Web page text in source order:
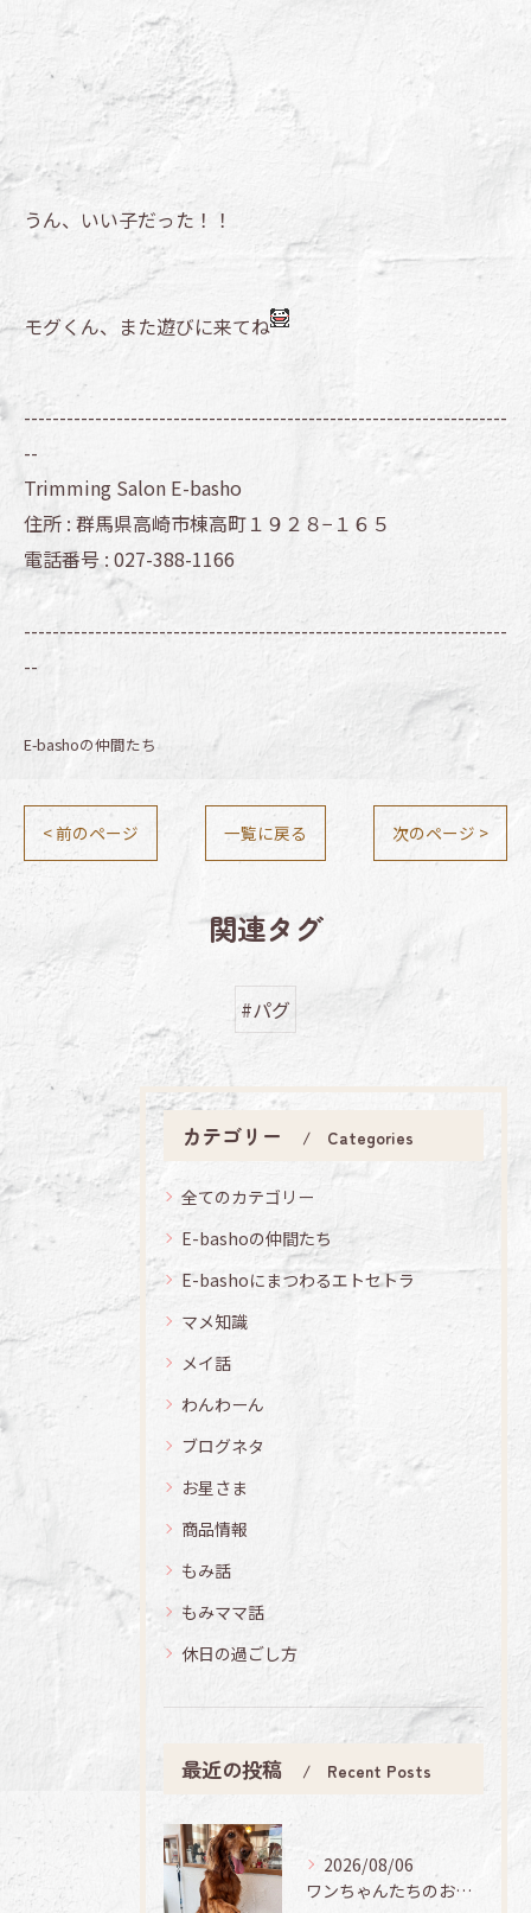
うん、いい子だった！！
モグくん、また遊びに来てね
--------------------------------------------------------------------
--
Trimming Salon E-basho
住所 : 群馬県高崎市棟高町１９２８−１６５
電話番号 : 027-388-1166
--------------------------------------------------------------------
--
E-bashoの仲間たち
< 前のページ 一覧に戻る 次のページ >
関連タグ
#パグ
カテゴリー Categories
全てのカテゴリー
E-bashoの仲間たち
E-bashoにまつわるエトセトラ
マメ知識
メイ話
わんわーん
ブログネタ
お星さま
商品情報
もみ話
もみママ話
休日の過ごし方
最近の投稿 Recent Posts
2026/08/06
ワンちゃんたちのお手入れ日記🐶✨